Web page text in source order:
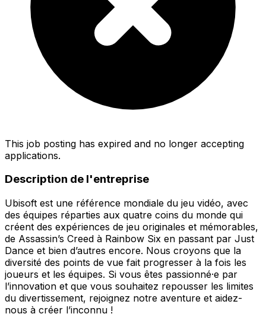
This job posting has expired and no longer accepting
applications.
Description de l'entreprise
Ubisoft est une référence mondiale du jeu vidéo, avec
des équipes réparties aux quatre coins du monde qui
créent des expériences de jeu originales et mémorables,
de Assassin’s Creed à Rainbow Six en passant par Just
Dance et bien d’autres encore. Nous croyons que la
diversité des points de vue fait progresser à la fois les
joueurs et les équipes. Si vous êtes passionné·e par
l’innovation et que vous souhaitez repousser les limites
du divertissement, rejoignez notre aventure et aidez-
nous à créer l’inconnu !